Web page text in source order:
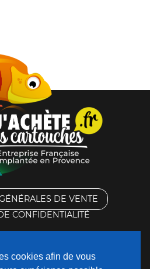
DE VENTE
CONFIDENTIALITÉ
cookies afin de vous